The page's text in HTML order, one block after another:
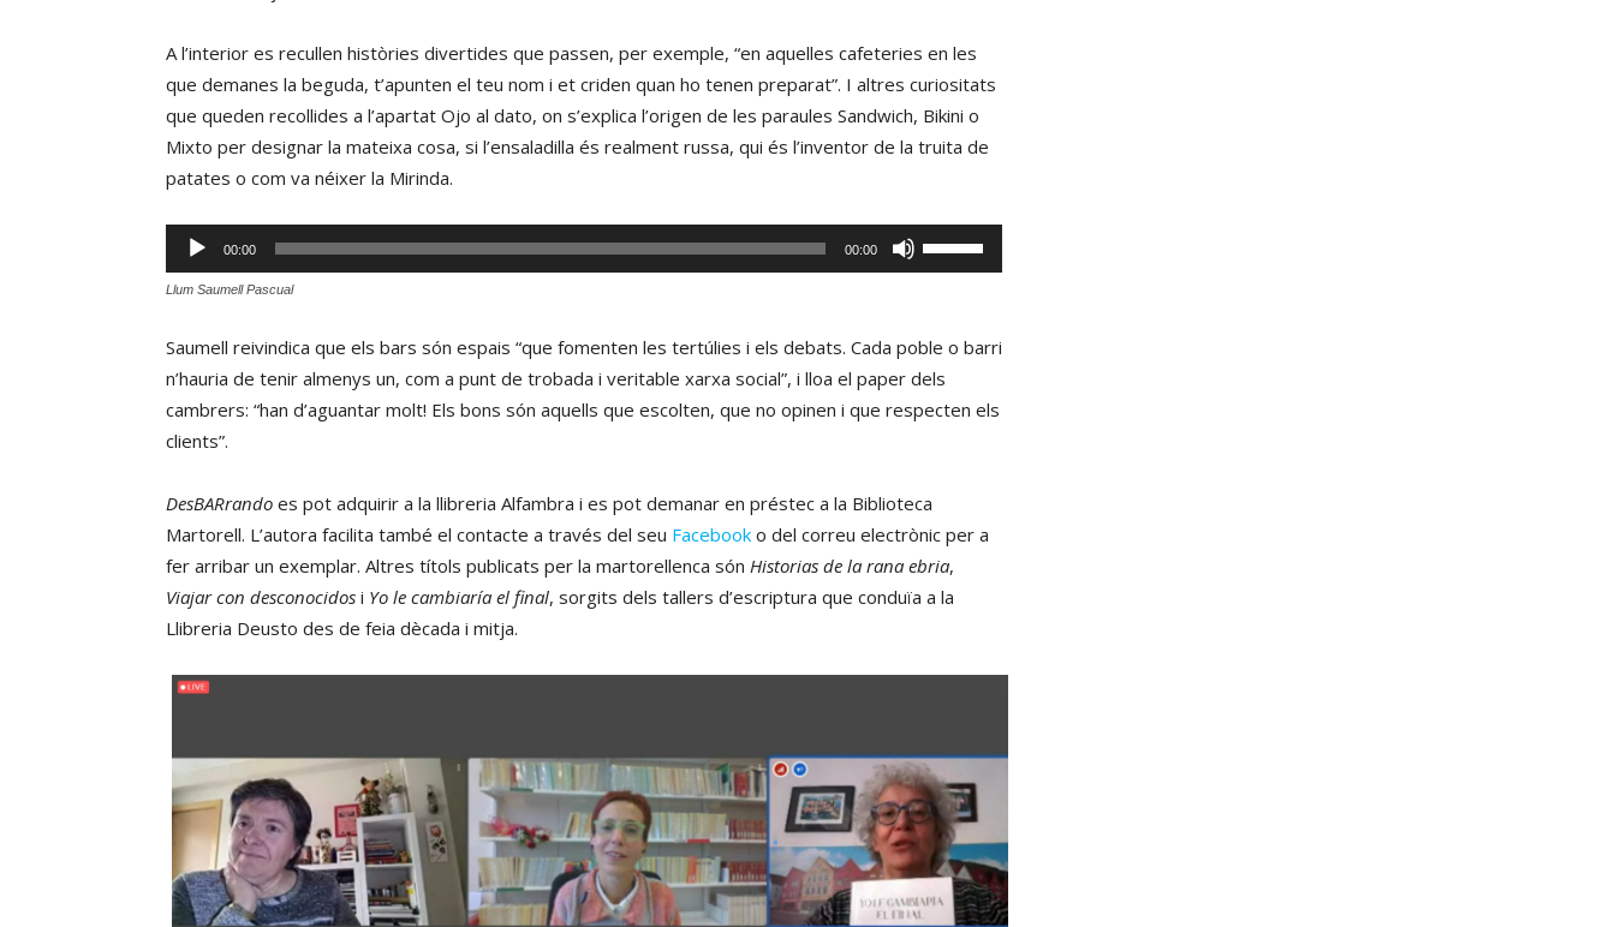
el
volum.
A l’interior es recullen històries divertides que passen, per exemple, “en aquelles cafeteries en les
que demanes la beguda, t’apunten el teu nom i et criden quan ho tenen preparat”. I altres curiositats
que queden recollides a l’apartat Ojo al dato, on s’explica l’origen de les paraules Sandwich, Bikini o
Mixto per designar la mateixa cosa, si l’ensaladilla és realment russa, qui és l’inventor de la truita de
patates o com va néixer la Mirinda.
Reproductor
d'àudio
00:00 00:00
servir
incrementar
volum.
Llum Saumell Pascual
Saumell reivindica que els bars són espais “que fomenten les tertúlies i els debats. Cada poble o barri
n’hauria de tenir almenys un, com a punt de trobada i veritable xarxa social”, i lloa el paper dels
cambrers: “han d’aguantar molt! Els bons són aquells que escolten, que no opinen i que respecten els
clients”.
DesBARrando es pot adquirir a la llibreria Alfambra i es pot demanar en préstec a la Biblioteca
Martorell. L’autora facilita també el contacte a través del seu Facebook o del correu electrònic per a
fer arribar un exemplar. Altres títols publicats per la martorellenca són Historias de la rana ebria,
Viajar con desconocidos i Yo le cambiaría el final, sorgits dels tallers d’escriptura que conduïa a la
Llibreria Deusto des de feia dècada i mitja.